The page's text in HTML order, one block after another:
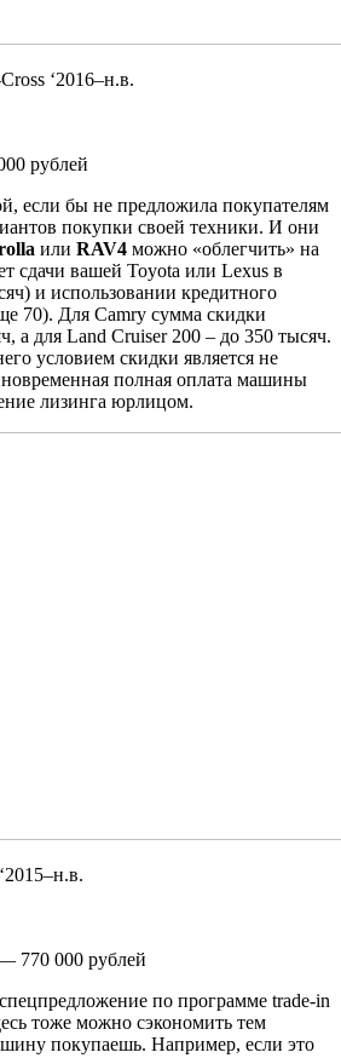
‘2016–н.в.
рублей
если бы не предложила покупателям
покупки своей техники. И они
или RAV4 можно «облегчить» на
сдачи вашей Toyota или Lexus в
и использовании кредитного
70). Для Camry сумма скидки
а для Land Cruiser 200 – до 350 тысяч.
условием скидки является не
полная оплата машины
лизинга юрлицом.
770 000 рублей
по программе trade-in
тоже можно сэкономить тем
покупаешь. Например, если это